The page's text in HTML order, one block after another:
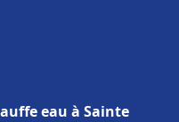
eau à Sainte